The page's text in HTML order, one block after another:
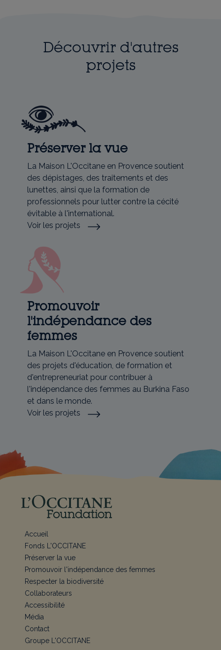
Découvrir d'autres
projets
Préserver la vue
La Maison L'Occitane en Provence soutient
des dépistages, des traitements et des
lunettes, ainsi que la formation de
professionnels pour lutter contre la cécité
évitable à l'international.
Voir les projets
Promouvoir
l'indépendance des
femmes
La Maison L'Occitane en Provence soutient
des projets d'éducation, de formation et
d'entrepreneuriat pour contribuer à
l'indépendance des femmes au Burkina Faso
et dans le monde.
Voir les projets
Accueil
Fonds L'OCCITANE
Préserver la vue
Promouvoir l'indépendance des femmes
Respecter la biodiversité
Collaborateurs
Accessibilité
Média
Contact
Groupe L'OCCITANE